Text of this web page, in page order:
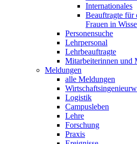
Internationales
Beauftragte für
Frauen in
Personensuche
Lehrpersonal
Lehrbeauftragte
Mitarbeiterinnen und
Meldungen
alle Meldungen
Logistik
Campusleben
Lehre
Forschung
Praxis